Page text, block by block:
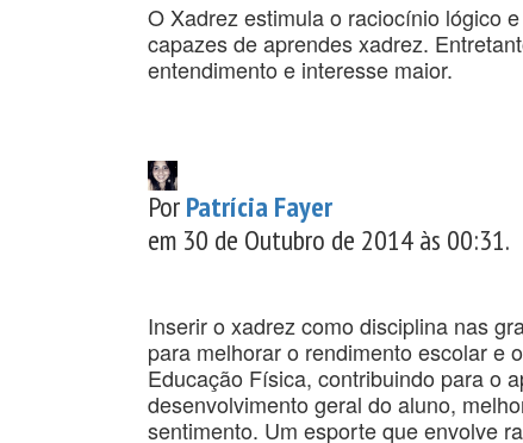
O Xadrez estimula o raciocínio lógico
capazes de aprendes xadrez.
entendimento e interesse maior.
PorPatrícia Fayer
em 30 de Outubro de 2014 às 00:31.
Inserir o xadrez como disciplina nas
para melhorar o rendimento escolar e
Educação Física, contribuindo para o
desenvolvimento geral do aluno,
sentimento. Um esporte que envolve